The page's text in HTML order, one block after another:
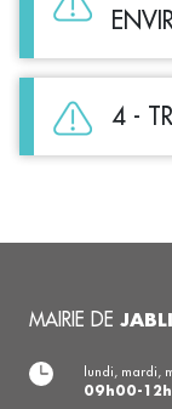
4 -
MAIRIE DE
lundi, mardi,
09h00-